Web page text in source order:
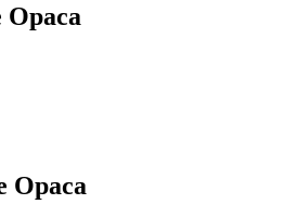
Opaca
Opaca